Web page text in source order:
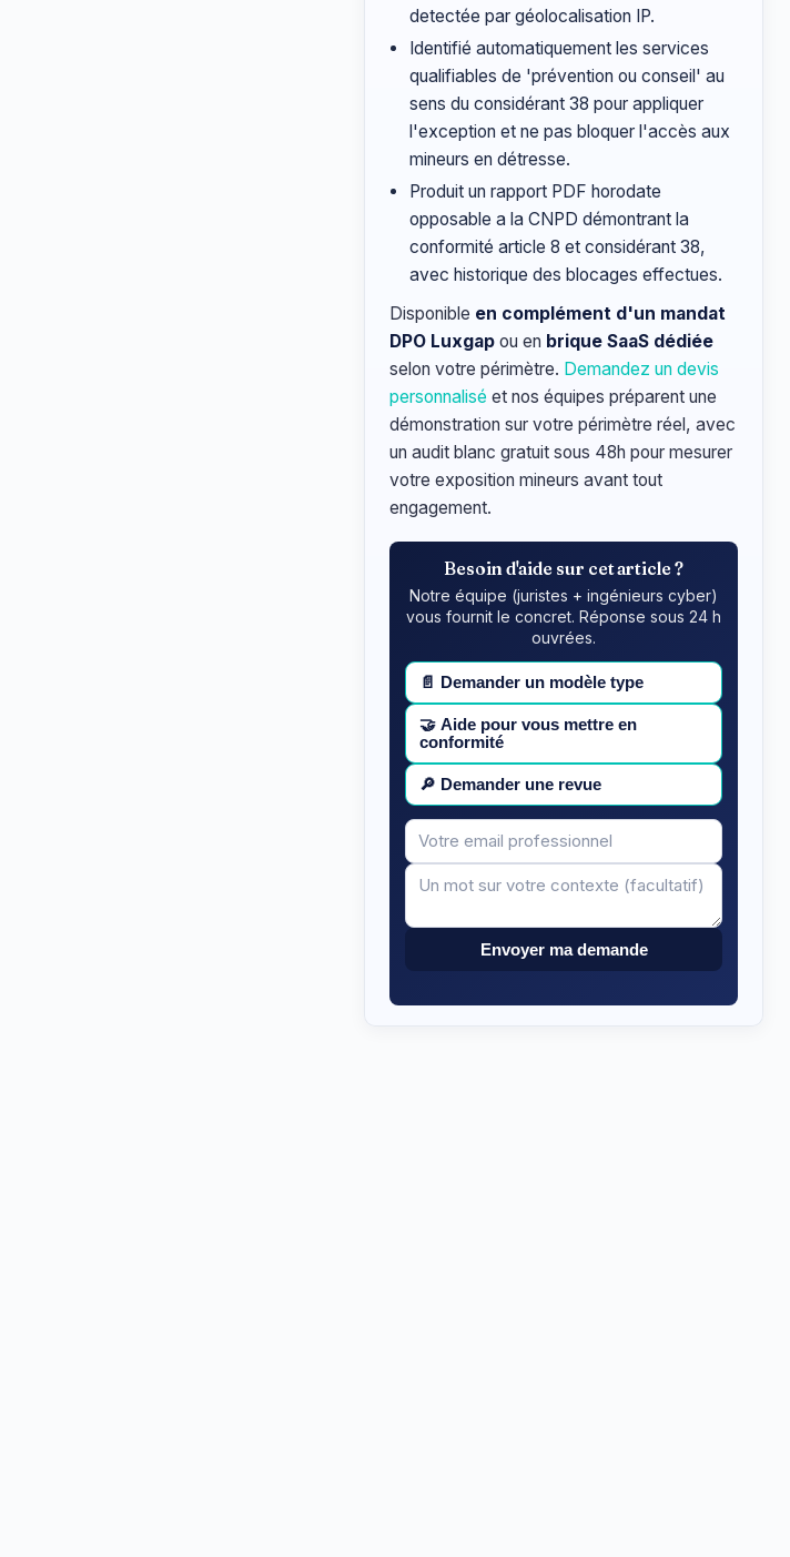
detectée par géolocalisation IP.
Identifié automatiquement les services
qualifiables de 'prévention ou conseil' au
sens du considérant 38 pour appliquer
l'exception et ne pas bloquer l'accès aux
mineurs en détresse.
Produit un rapport PDF horodate
opposable a la CNPD démontrant la
conformité article 8 et considérant 38,
avec historique des blocages effectues.
Disponible en complément d'un mandat
DPO Luxgap ou en brique SaaS dédiée
selon votre périmètre. Demandez un devis
personnalisé et nos équipes préparent une
démonstration sur votre périmètre réel, avec
un audit blanc gratuit sous 48h pour mesurer
votre exposition mineurs avant tout
engagement.
Besoin d'aide sur cet article ?
Notre équipe (juristes + ingénieurs cyber)
vous fournit le concret. Réponse sous 24 h
ouvrées.
📄 Demander un modèle type
🤝 Aide pour vous mettre en
conformité
🔎 Demander une revue
Votre
email
Message
Envoyer ma demande